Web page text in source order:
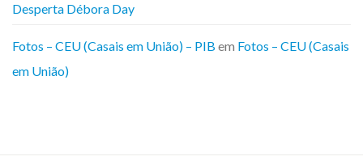
Desperta Débora Day
Fotos – CEU (Casais em União) – PIB em Fotos – CEU (Casais
em União)